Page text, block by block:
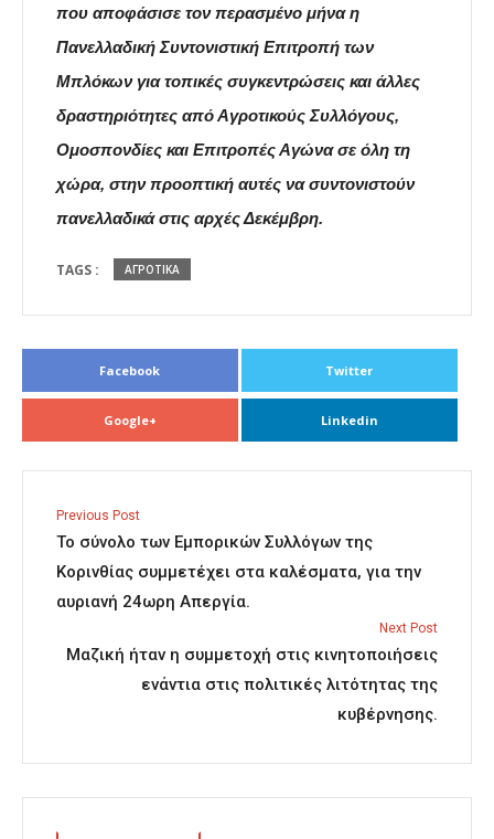
που αποφάσισε τον περασμένο μήνα η
Πανελλαδική Συντονιστική Επιτροπή των
Μπλόκων για τοπικές συγκεντρώσεις και άλλες
δραστηριότητες από Αγροτικούς Συλλόγους,
Ομοσπονδίες και Επιτροπές Αγώνα σε όλη τη
χώρα, στην προοπτική αυτές να συντονιστούν
πανελλαδικά στις αρχές Δεκέμβρη.
TAGS : ΑΓΡΟΤΙΚΑ
Facebook Twitter
Google+ Linkedin
Previous Post
Το σύνολο των Εμπορικών Συλλόγων της
Κορινθίας συμμετέχει στα καλέσματα, για την
αυριανή 24ωρη Απεργία.
Next Post
Μαζική ήταν η συμμετοχή στις κινητοποιήσεις
ενάντια στις πολιτικές λιτότητας της
κυβέρνησης.